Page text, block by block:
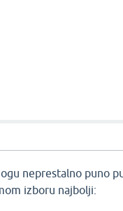
neprestalno puno
izboru najbolji: